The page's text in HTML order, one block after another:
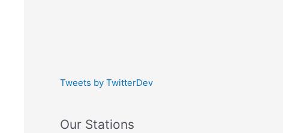
Tweets by TwitterDev
Our Stations